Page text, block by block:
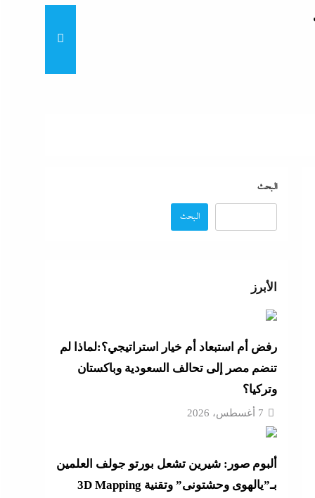
البحث
البحث
الأبرز
رفض أم استبعاد أم خيار استراتيجي؟:لماذا لم
تنضم مصر إلى تحالف السعودية وباكستان
وتركيا؟
7 أغسطس، 2026
ألبوم صور: شيرين تشعل بورتو جولف العلمين
بـ”يالهوى وحشتونى” وتقنية 3D Mapping